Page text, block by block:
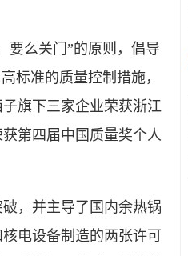
么关门”的原则，倡导
标准的质量控制措施，
旗下三家企业荣获浙江
第四届中国质量奖个人
，并主导了国内余热锅
电设备制造的两张许可